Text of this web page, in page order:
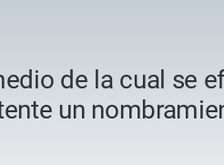
de la cual se
un